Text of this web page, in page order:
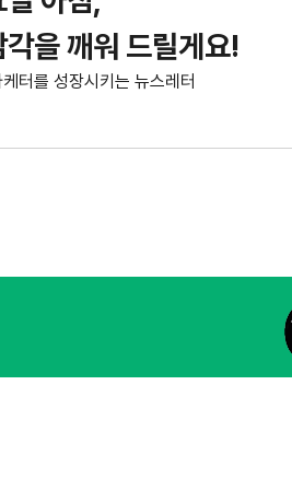
을 깨워 드릴게요!
터를 성장시키는 뉴스레터